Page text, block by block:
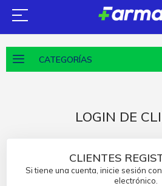
CATEGORÍAS
LOGIN DE
CLIENTES
Si tiene una cuenta, inicie sesión
electrónico.